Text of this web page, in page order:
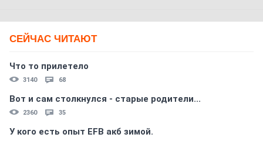
СЕЙЧАС ЧИТАЮТ
Что то прилетело
3140 68
Вот и сам столкнулся - старые родители...
2360 35
У кого есть опыт EFB акб зимой.